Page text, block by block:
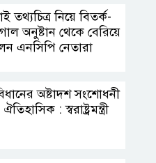
তথ্যচিত্র নিয়ে বিতর্ক-
অনুষ্টান থেকে বেরিয়ে
এনসিপি নেতারা
অষ্টাদশ সংশোধনী
: স্বরাষ্ট্রমন্ত্রী